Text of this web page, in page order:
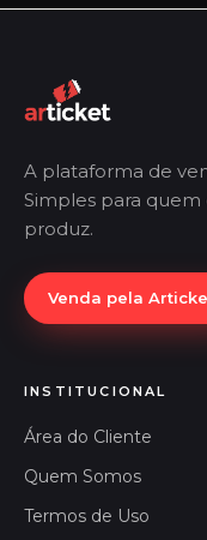
A plataforma de
Simples para
produz.
Venda pela
INSTITUCIONAL
Área do Cliente
Quem Somos
Termos de Uso